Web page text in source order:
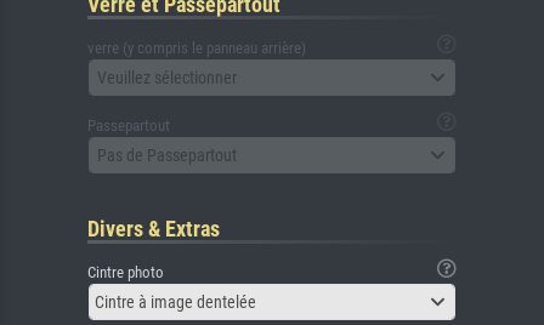
verre (y compris le panneau arrière)
Veuillez sélectionner
Passepartout
Pas de Passepartout
Divers & Extras
Cintre photo
Cintre à image dentelée